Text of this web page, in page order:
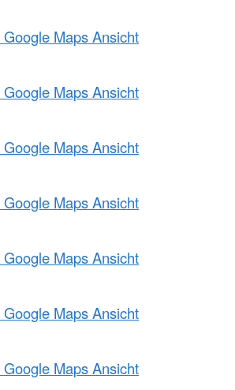
Maps Ansicht
Maps Ansicht
Maps Ansicht
Maps Ansicht
Maps Ansicht
Maps Ansicht
Maps Ansicht